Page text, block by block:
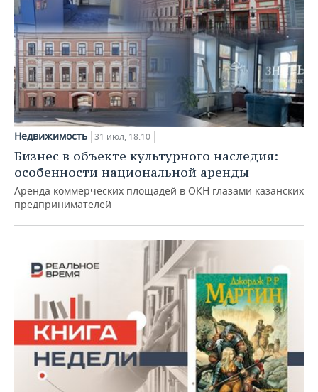
Недвижимость 31 июл, 18:10
Бизнес в объекте культурного наследия:
особенности национальной аренды
Аренда коммерческих площадей в ОКН глазами казанских
предпринимателей